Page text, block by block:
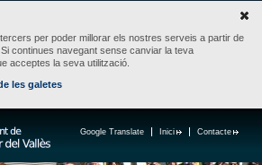
per poder millorar els nostres serveis a partir de
continues navegant sense canviar la teva
acceptes la seva utilització.
les galetes
Contacte
Inici
Google Translate